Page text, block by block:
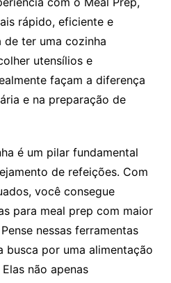
rápido, eficiente e
ter uma cozinha
utensílios e
façam a diferença
e na preparação de
é um pilar fundamental
de refeições. Com
você consegue
para meal prep com maior
nessas ferramentas
busca por uma alimentação
não apenas